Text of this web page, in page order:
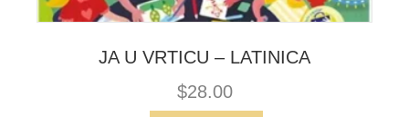
JA U VRTICU – LATINICA
$28.00